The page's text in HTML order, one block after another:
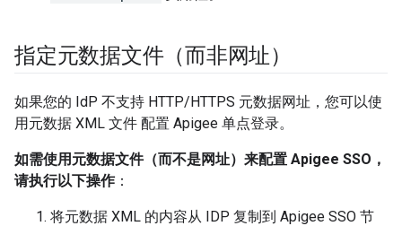
指定元数据文件（而非网址）
如果您的 IdP 不支持 HTTP/HTTPS 元数据网址，您可以使
用元数据 XML 文件 配置 Apigee 单点登录。
如需使用元数据文件（而不是网址）来配置 Apigee SSO，
请执行以下操作：
将元数据 XML 的内容从 IDP 复制到 Apigee SSO 节